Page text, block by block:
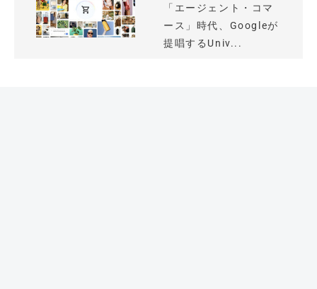
「エージェント・コマ
ース」時代、Googleが
提唱するUniv...